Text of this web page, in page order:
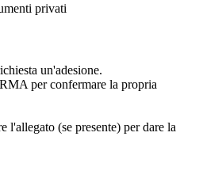
privati
un'adesione.
per confermare la propria
l'allegato (se presente) per dare la